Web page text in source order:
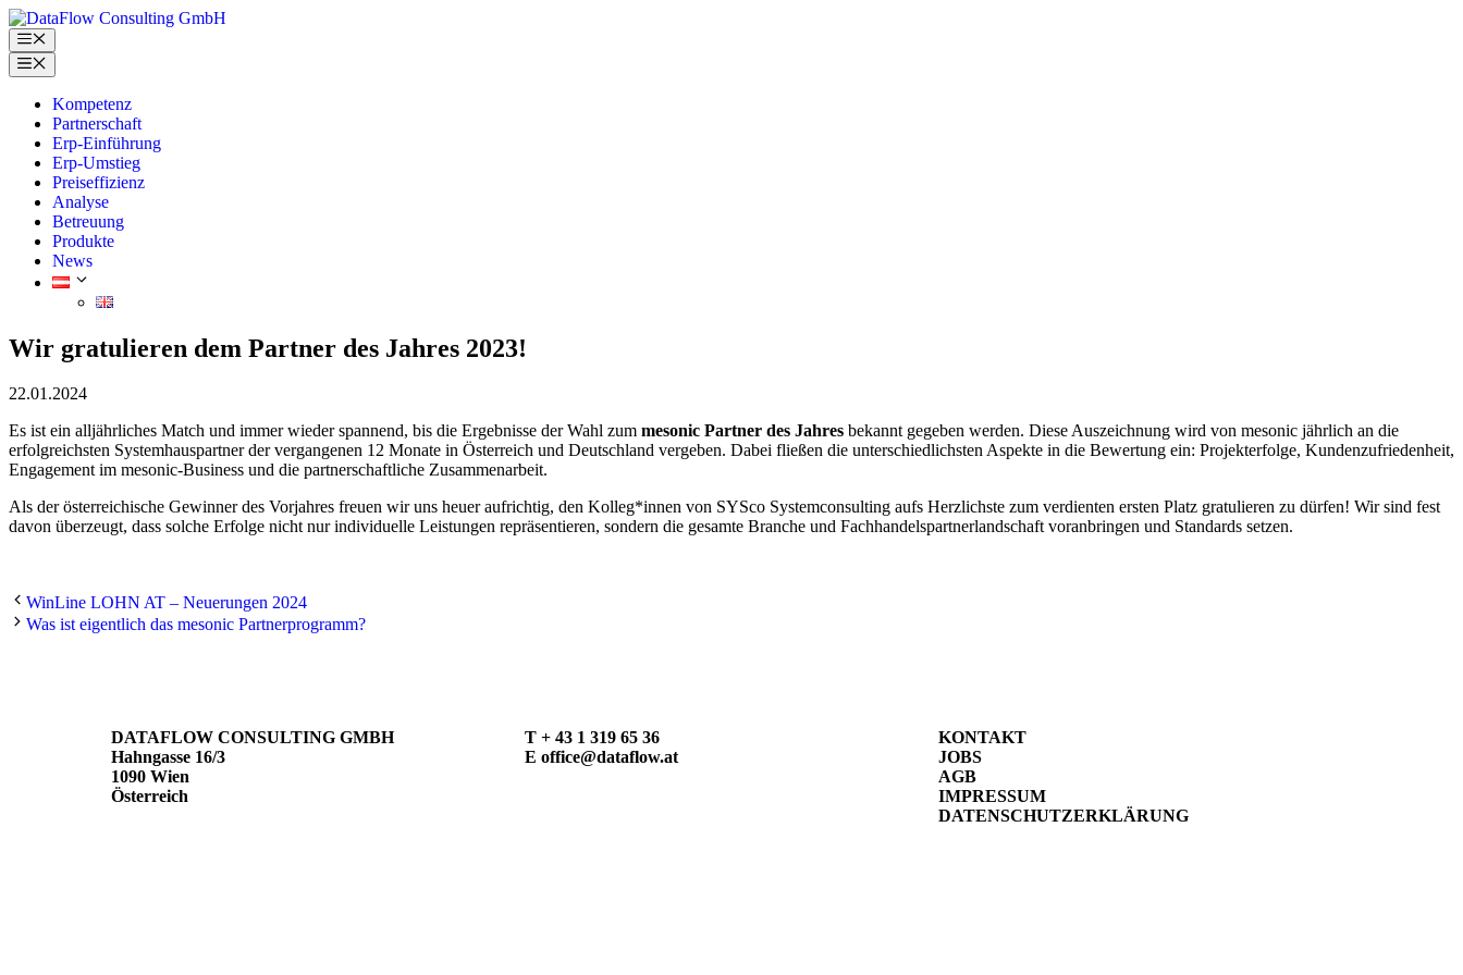
Skip
to
content
Menu
Menu
Kompetenz
Partnerschaft
Erp-Einführung
Erp-Umstieg
Preiseffizienz
Analyse
Betreuung
Produkte
News
Wir gratulieren dem Partner des Jahres 2023!
22.01.2024
Es ist ein alljährliches Match und immer wieder spannend, bis die Ergebnisse der Wahl zum mesonic Partner des Jahres bekannt gegeben werden. Diese Auszeichnung wird von mesonic jährlich an die
erfolgreichsten Systemhauspartner der vergangenen 12 Monate in Österreich und Deutschland vergeben. Dabei fließen die unterschiedlichsten Aspekte in die Bewertung ein: Projekterfolge, Kundenzufriedenheit,
Engagement im mesonic-Business und die partnerschaftliche Zusammenarbeit.
Als der österreichische Gewinner des Vorjahres freuen wir uns heuer aufrichtig, den Kolleg*innen von SYSco Systemconsulting aufs Herzlichste zum verdienten ersten Platz gratulieren zu dürfen! Wir sind fest
davon überzeugt, dass solche Erfolge nicht nur individuelle Leistungen repräsentieren, sondern die gesamte Branche und Fachhandelspartnerlandschaft voranbringen und Standards setzen.
WinLine LOHN AT – Neuerungen 2024
Was ist eigentlich das mesonic Partnerprogramm?
DATAFLOW CONSULTING GMBH
Hahngasse 16/3
1090 Wien
Österreich
T + 43 1 319 65 36
E office@dataflow.at
KONTAKT
JOBS
AGB
IMPRESSUM
DATENSCHUTZERKLÄRUNG